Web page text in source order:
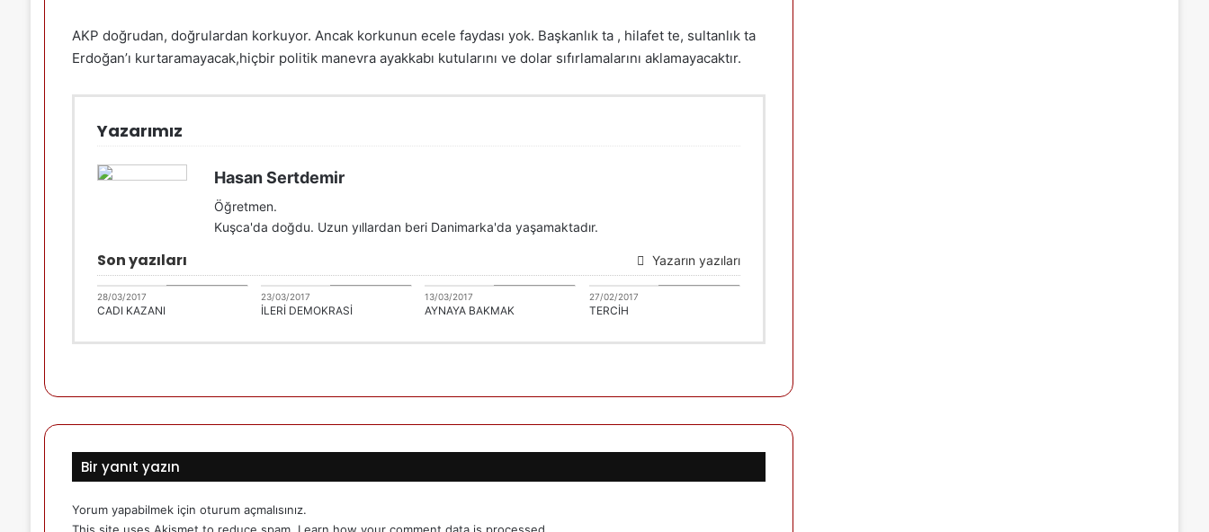
AKP doğrudan, doğrulardan korkuyor. Ancak korkunun ecele faydası yok. Başkanlık ta , hilafet te, sultanlık ta
Erdoğan’ı kurtaramayacak,hiçbir politik manevra ayakkabı kutularını ve dolar sıfırlamalarını aklamayacaktır.
Yazarımız
Hasan Sertdemir
Öğretmen.
Kuşca'da doğdu. Uzun yıllardan beri Danimarka'da yaşamaktadır.
Son yazıları Yazarın yazıları
Hasan Sertdemir
28/03/2017
CADI KAZANI
Hasan Sertdemir
23/03/2017
İLERİ DEMOKRASİ
Hasan Sertdemir
13/03/2017
AYNAYA BAKMAK
Hasan Sertdemir
27/02/2017
TERCİH
Bir yanıt yazın
Yorum yapabilmek için oturum açmalısınız.